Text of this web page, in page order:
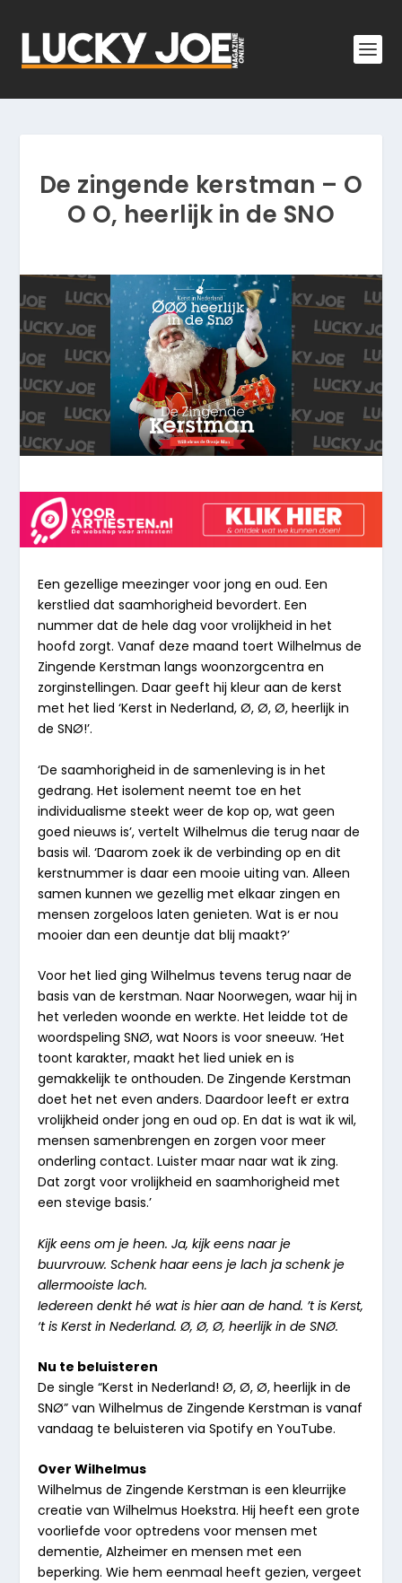
De zingende kerstman – O
O O, heerlijk in de SNO
Een gezellige meezinger voor jong en oud. Een
kerstlied dat saamhorigheid bevordert. Een
nummer dat de hele dag voor vrolijkheid in het
hoofd zorgt. Vanaf deze maand toert Wilhelmus de
Zingende Kerstman langs woonzorgcentra en
zorginstellingen. Daar geeft hij kleur aan de kerst
met het lied ‘Kerst in Nederland, Ø, Ø, Ø, heerlijk in
de SNØ!’.
‘De saamhorigheid in de samenleving is in het
gedrang. Het isolement neemt toe en het
individualisme steekt weer de kop op, wat geen
goed nieuws is’, vertelt Wilhelmus die terug naar de
basis wil. ‘Daarom zoek ik de verbinding op en dit
kerstnummer is daar een mooie uiting van. Alleen
samen kunnen we gezellig met elkaar zingen en
mensen zorgeloos laten genieten. Wat is er nou
mooier dan een deuntje dat blij maakt?’
Voor het lied ging Wilhelmus tevens terug naar de
basis van de kerstman. Naar Noorwegen, waar hij in
het verleden woonde en werkte. Het leidde tot de
woordspeling SNØ, wat Noors is voor sneeuw. ‘Het
toont karakter, maakt het lied uniek en is
gemakkelijk te onthouden. De Zingende Kerstman
doet het net even anders. Daardoor leeft er extra
vrolijkheid onder jong en oud op. En dat is wat ik wil,
mensen samenbrengen en zorgen voor meer
onderling contact. Luister maar naar wat ik zing.
Dat zorgt voor vrolijkheid en saamhorigheid met
een stevige basis.’
Kijk eens om je heen.Ja, kijk eens naar je
buurvrouw.Schenk haar eens je lach ja schenk je
allermooiste lach.
Iedereen denkt hé wat is hier aan de hand. ’t is Kerst,
‘t is Kerst in Nederland.Ø, Ø, Ø, heerlijk in de SNØ.
Nu te beluisteren
De single “Kerst in Nederland! Ø, Ø, Ø, heerlijk in de
SNØ” van Wilhelmus de Zingende Kerstman is vanaf
vandaag te beluisteren viaSpotify enYouTube.
Over Wilhelmus
Wilhelmus de Zingende Kerstman is een kleurrijke
creatie van Wilhelmus Hoekstra. Hij heeft een grote
voorliefde voor optredens voor mensen met
dementie, Alzheimer en mensen met een
beperking. Wie hem eenmaal heeft gezien, vergeet